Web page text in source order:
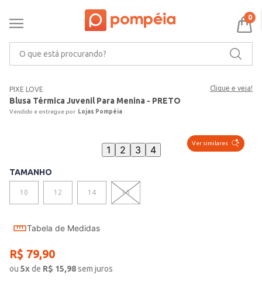
0
PIXE LOVE Clique e veja!
Blusa Térmica Juvenil Para Menina - PRETO
Lojas Pompéia
Ver similares
1 2 3 4
TAMANHO
10 12 14 16
Tabela de Medidas
R$ 79,90
ou 5xde R$ 15,98sem juros